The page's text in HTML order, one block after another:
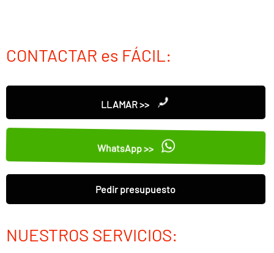
CONTACTAR es FÁCIL:
LLAMAR >>
WhatsApp >>
Pedir presupuesto
NUESTROS SERVICIOS: